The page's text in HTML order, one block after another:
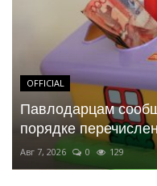
OFFICIAL
Павлодарцам
порядке
Авг 7, 2026 0 129